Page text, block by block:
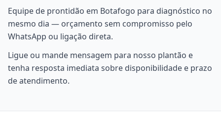
Equipe de prontidão em Botafogo para diagnóstico no
mesmo dia — orçamento sem compromisso pelo
WhatsApp ou ligação direta.
Ligue ou mande mensagem para nosso plantão e
tenha resposta imediata sobre disponibilidade e prazo
de atendimento.